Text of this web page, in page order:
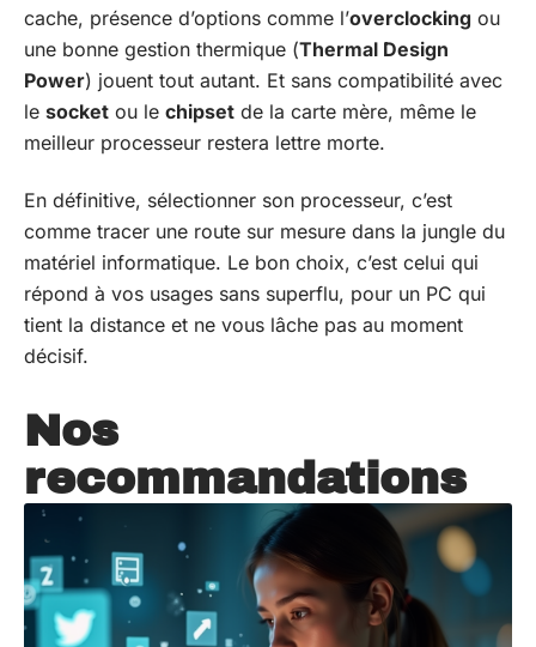
cache, présence d’options comme l’overclocking ou
une bonne gestion thermique (Thermal Design
Power) jouent tout autant. Et sans compatibilité avec
le socket ou le chipset de la carte mère, même le
meilleur processeur restera lettre morte.
En définitive, sélectionner son processeur, c’est
comme tracer une route sur mesure dans la jungle du
matériel informatique. Le bon choix, c’est celui qui
répond à vos usages sans superflu, pour un PC qui
tient la distance et ne vous lâche pas au moment
décisif.
Nos
recommandations